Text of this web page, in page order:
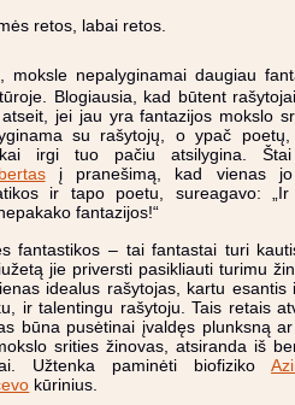
retos, labai retos.
moksle nepalyginamai daugiau
Blogiausia, kad būtent
jei jau yra fantazijos mokslo
su rašytojų, o ypač poetų,
irgi tuo pačiu atsilygina.
į pranešimą, kad vienas jo
ir tapo poetu, sureagavo: „Ir
fantazijos!“
fantastikos – tai fantastai turi
jie priversti pasikliauti turimu
idealus rašytojas, kartu esantis
ir talentingu rašytoju. Tais retais
būna pusėtinai įvaldęs plunksną
srities žinovas, atsiranda iš
Užtenka paminėti biofiziko
kūrinius.